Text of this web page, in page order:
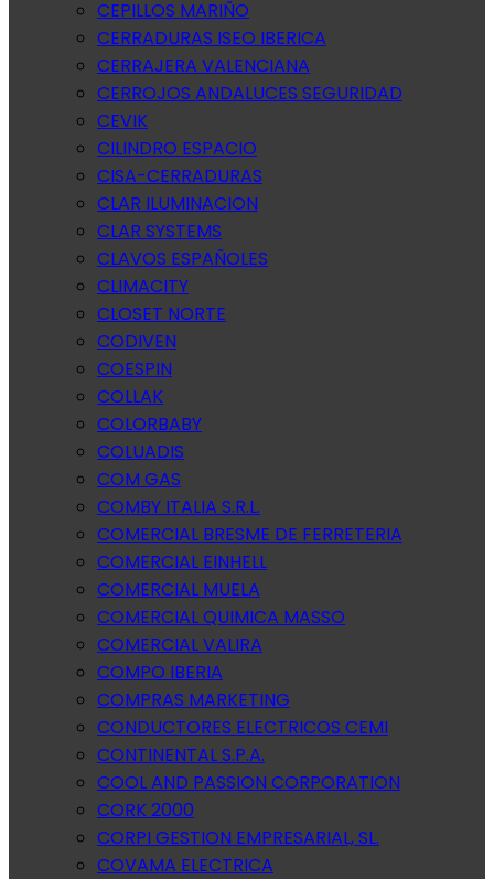
CEPILLOS MARIÑO
CERRADURAS ISEO IBERICA
CERRAJERA VALENCIANA
CERROJOS ANDALUCES SEGURIDAD
CEVIK
CILINDRO ESPACIO
CISA-CERRADURAS
CLAR ILUMINACION
CLAR SYSTEMS
CLAVOS ESPAÑOLES
CLIMACITY
CLOSET NORTE
CODIVEN
COESPIN
COLLAK
COLORBABY
COLUADIS
COM GAS
COMBY ITALIA S.R.L.
COMERCIAL BRESME DE FERRETERIA
COMERCIAL EINHELL
COMERCIAL MUELA
COMERCIAL QUIMICA MASSO
COMERCIAL VALIRA
COMPO IBERIA
COMPRAS MARKETING
CONDUCTORES ELECTRICOS CEMI
CONTINENTAL S.P.A.
COOL AND PASSION CORPORATION
CORK 2000
CORPI GESTION EMPRESARIAL, SL.
COVAMA ELECTRICA